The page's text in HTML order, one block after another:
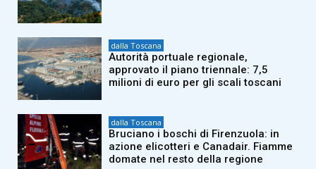
dalla Toscana
Autorità portuale regionale,
approvato il piano triennale: 7,5
milioni di euro per gli scali toscani
dalla Toscana
Bruciano i boschi di Firenzuola: in
azione elicotteri e Canadair. Fiamme
domate nel resto della regione